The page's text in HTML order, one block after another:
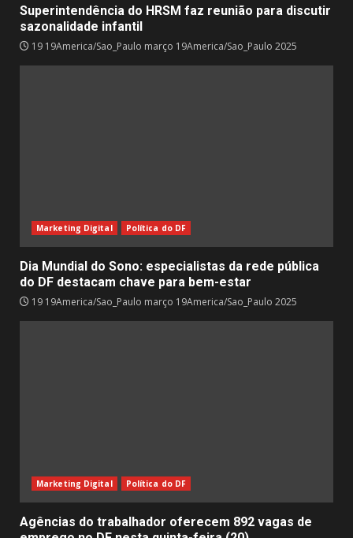
Superintendência do HRSM faz reunião para discutir
sazonalidade infantil
19 19America/Sao_Paulo março 19America/Sao_Paulo 2025
Marketing Digital Política do DF
Dia Mundial do Sono: especialistas da rede pública
do DF destacam chave para bem-estar
19 19America/Sao_Paulo março 19America/Sao_Paulo 2025
Marketing Digital Política do DF
Agências do trabalhador oferecem 892 vagas de